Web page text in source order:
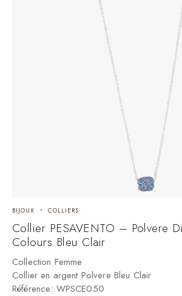
BIJOUX COLLIERS
Collier PESAVENTO – Polvere
Colours Bleu Clair
Collection Femme
Collier en argent Polvere Bleu Clair
Référence: WPSCE050